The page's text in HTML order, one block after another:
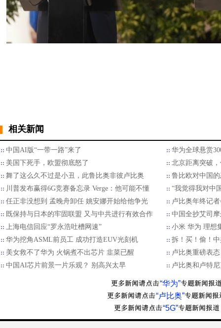
相关新闻
中国AI版“一带一路”来了
华为全球悬赏
美国下死手，欧盟彻底怒了
北京距离突破
舞了这么久不过是小丑，此鲁比奥非彼卢比奥
鲁比欧对中国
川普发布赢得6G竞赛备忘录 Verge：他可能不懂
“我觉得我对中
任正非没想到 孟晚舟卸任 姚安娜开始给他争光
卢比奥年终记
既保持与日本的牢固联盟 又与中共进行有效合作
中国全抄艾司
上海电信回应“罗永浩吐槽网速”
小米 华为 理想
华为挖角ASML前员工 成功打造EUV光刻机
拆！买！偷！
美女救不了华为 火锅煮不出芯片 韭菜已醒
卢比奥重磅表
中国AI芯片前景一片乐观？ 别高兴太早
卢比奥和卢特
“华为”
“卢比奥”
“5G”